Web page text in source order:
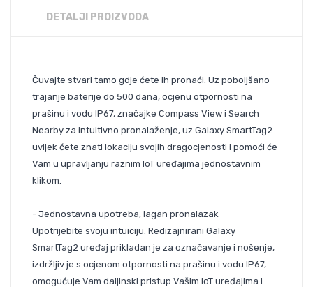
DETALJI PROIZVODA
Čuvajte stvari tamo gdje ćete ih pronaći. Uz poboljšano
trajanje baterije do 500 dana, ocjenu otpornosti na
prašinu i vodu IP67, značajke Compass View i Search
Nearby za intuitivno pronalaženje, uz Galaxy SmartTag2
uvijek ćete znati lokaciju svojih dragocjenosti i pomoći će
Vam u upravljanju raznim IoT uređajima jednostavnim
klikom.
- Jednostavna upotreba, lagan pronalazak
Upotrijebite svoju intuiciju. Redizajnirani Galaxy
SmartTag2 uređaj prikladan je za označavanje i nošenje,
izdržljiv je s ocjenom otpornosti na prašinu i vodu IP67,
omogućuje Vam daljinski pristup Vašim IoT uređajima i